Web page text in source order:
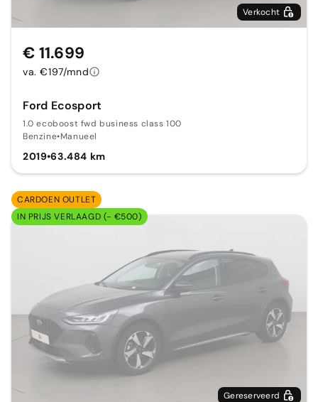
Verkocht
Ford Ecosport
1.0 ecoboost fwd business class 100
Benzine•Manueel
2019•63.484 km
€ 11.699
va. €197/mnd
CARDOEN OUTLET
IN PRIJS VERLAAGD (- €500)
Gereserveerd